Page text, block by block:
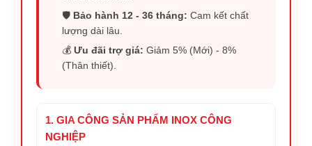
🛡️ Bảo hành 12 - 36 tháng: Cam kết chất
lượng dài lâu.
💰Ưu đãi trợ giá: Giảm 5% (Mới) - 8%
(Thân thiết).
1. GIA CÔNG SẢN PHẨM INOX CÔNG
NGHIỆP